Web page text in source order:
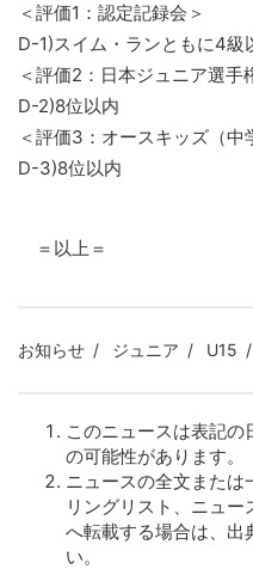
＜評価1：認定記録会＞
D-1)スイム・ランともに4級
＜評価2：日本ジュニア選手
D-2)8位以内
＜評価3：オースキッズ（中
D-3)8
＝以上＝
お知らせ ジュニア U15
このニュースは表記
の可能性があります。
ニュースの全文または
リングリスト、ニュ
へ転載する場合は、出
い。